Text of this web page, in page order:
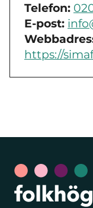
Telefon:
E-post:
https://